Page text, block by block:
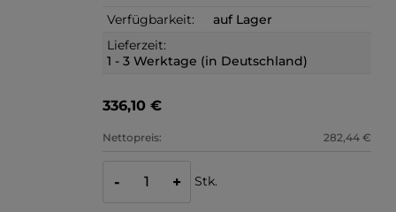
Verfügbarkeit:
auf Lager
Lieferzeit:
1 - 3 Werktage (in Deutschland)
336,10 €
Nettopreis: 282,44 €
- + Stk.